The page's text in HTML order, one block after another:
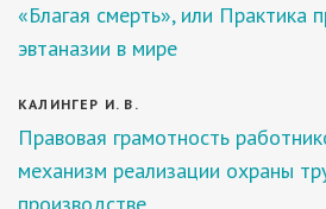
«Благая смерть», или Практика
эвтаназии в мире
КАЛИНГЕР И. В.
Правовая грамотность
механизм реализации охраны